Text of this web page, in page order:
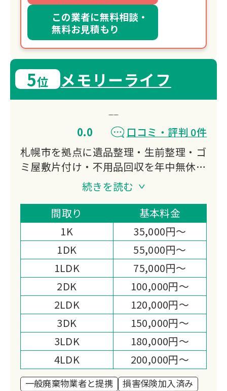
この業者に無料相談・
無料お見積もり
5位 メモリーライフ
0.0
口コミ・評判 0件
札幌市を拠点に遺品整理・生前整理・ゴ
ミ屋敷片付け・不用品回収を年中無休で
対応。3,000件超の豊富な実績を持ち、
ほとんどの案件を作業当日1日で完了。
見積もり対応や買取による費用削減、独
自の消臭技術まで、お客様の状況に寄り
添った柔軟なサービスを提供していま
続きを読む
間取り
基本料金
1K
35,000円～
1DK
55,000円～
1LDK
75,000円～
2DK
100,000円～
2LDK
120,000円～
3DK
150,000円～
3LDK
180,000円～
4LDK
200,000円～
一般廃棄物業者と提携
損害保険加入済み